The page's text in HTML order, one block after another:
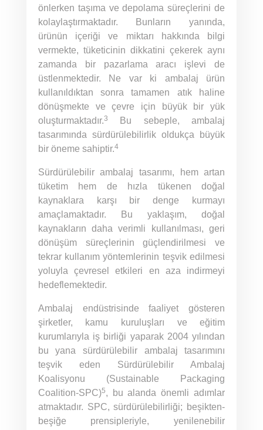
önlerken taşıma ve depolama süreçlerini de
kolaylaştırmaktadır. Bunların yanında,
ürünün içeriği ve miktarı hakkında bilgi
vermekte, tüketicinin dikkatini çekerek aynı
zamanda bir pazarlama aracı işlevi de
üstlenmektedir. Ne var ki ambalaj ürün
kullanıldıktan sonra tamamen atık haline
dönüşmekte ve çevre için büyük bir yük
oluşturmaktadır.3
Bu sebeple, ambalaj
tasarımında sürdürülebilirlik oldukça büyük
bir öneme sahiptir.4
Sürdürülebilir ambalaj tasarımı, hem artan
tüketim hem de hızla tükenen doğal
kaynaklara karşı bir denge kurmayı
amaçlamaktadır. Bu yaklaşım, doğal
kaynakların daha verimli kullanılması, geri
dönüşüm süreçlerinin güçlendirilmesi ve
tekrar kullanım yöntemlerinin teşvik edilmesi
yoluyla çevresel etkileri en aza indirmeyi
hedeflemektedir.
Ambalaj endüstrisinde faaliyet gösteren
şirketler, kamu kuruluşları ve eğitim
kurumlarıyla iş birliği yaparak 2004 yılından
bu yana sürdürülebilir ambalaj tasarımını
teşvik eden Sürdürülebilir Ambalaj
Koalisyonu (Sustainable Packaging
Coalition-SPC)5, bu alanda önemli adımlar
atmaktadır. SPC, sürdürülebilirliği; beşikten-
beşiğe prensipleriyle, yenilenebilir